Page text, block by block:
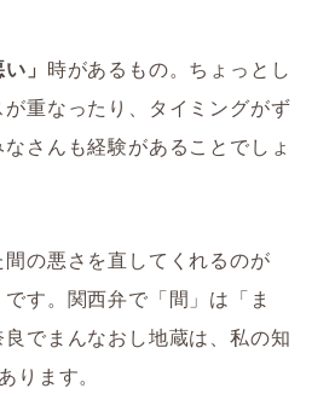
」 時があるもの。ちょっとし
重なったり、タイミングがず
さんも経験があることでしょ
の悪さを直してくれるのが
です。関西弁で「間」は「ま
でまんなおし地蔵は、私の知
ります。